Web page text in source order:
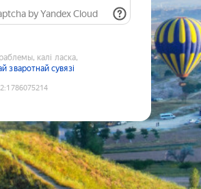
by Yandex Cloud
калі ласка,
зваротнай сувязі
:1786075214